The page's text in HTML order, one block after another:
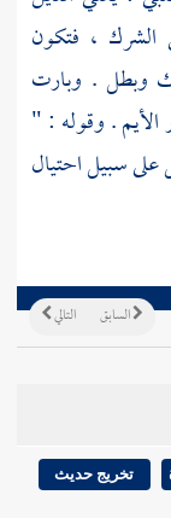
الشرك ، فتكون
وبطل . وبارت
. وقوله : "
سبيل احتيال
التالي السابق
تخريج حديث